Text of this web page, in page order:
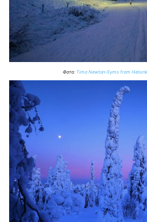
Фото: Timo Newton-Syms from